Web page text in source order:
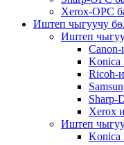
Xerox-OPC
Иштеп чыгуучу
Иштеп
Konica
Ricoh-
Sharp-
Xerox
Иштеп
Konica